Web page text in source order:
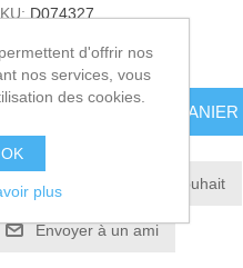
D074327
HT
AJOUTER AU PANIER
Ajouter à la liste de souhait
Envoyer à un ami
d'offrir nos
nos services, vous
des cookies.
OK
plus